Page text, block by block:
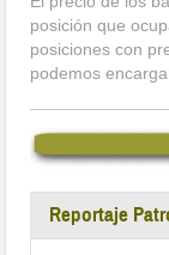
posición que
posiciones con
podemos
Reportaje